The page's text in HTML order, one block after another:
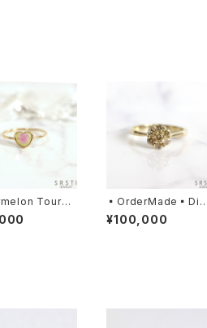
Tourma
shaped
RingA
▪️OrderMade▪️Dia
mond K10/K14/K18Y
G Cluster Ring
¥100,000